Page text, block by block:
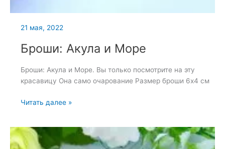
21 мая, 2022
Броши: Акула и Море
Броши: Акула и Море. Вы только посмотрите на эту
красавицу Она само очарование Размер броши 6х4 см
Броши:
Море
Читать далее »